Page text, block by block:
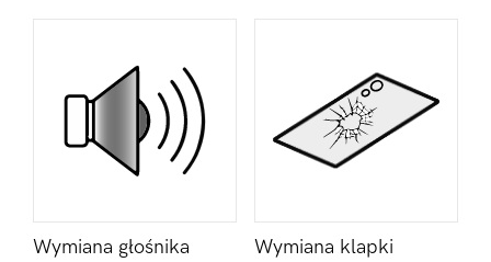
Wymiana głośnika
Wymiana klapki